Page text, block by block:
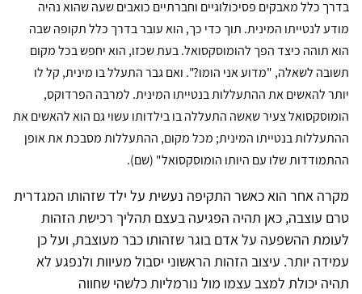
בדרך כלל מאבקים פסיכולוגיים וחברתיים כואבים שעה שהוא נהיה
מודע לנטייתו המינית. תוך כדי כך, הוא עובר בדרך כלל תקופה שבה
הוא תוהה כיצד הפך להומוסקסואל. בעת שכזו, הוא יחפש בכל מקום
תשובה לשאלה, "מדוע אני הומו?". ואם גבר התעלל בו מינית, קל לו
יותר להאשים את ההתעללות בנטייתו המינית. למרבה הפרדוקס,
הומוסקסואל צעיר שאשה התעללה בו בילדותו עשוי גם הוא להאשים את
ההתעללות בנטייתו המינית; מכל מקום, ההתעללות מסבכת את אופן
ההתמודדות שלו עם היותו הומוסקסואל" (שם).
מקרה אחר הוא כאשר התקיפה נעשית על ילד שזהותו המגדרית
טרם עוצבה, כאן תהיה הפגיעה בעצם תהליך רכישת הזהות
לעומת ההשפעה על אדם בוגר שזהותו כבר מעוצבת, ועל כן
עמידה יותר. עיצוב הזהות הראשוני יסבול מעיוות ולנפגע לא
תהיה יכולת למצב עצמו מול נורמליות כלשהי שחווה